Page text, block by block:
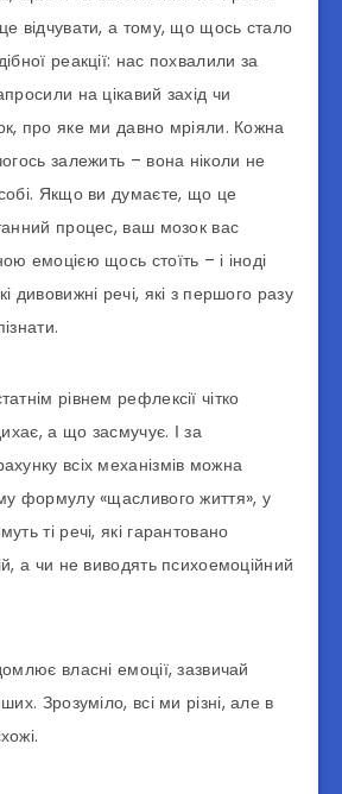
відчувати, а тому, що щось стало
реакції: нас похвалили за
на цікавий захід чи
про яке ми давно мріяли. Кожна
залежить – вона ніколи не
Якщо ви думаєте, що це
процес, ваш мозок вас
емоцією щось стоїть – і іноді
дивовижні речі, які з першого разу
рівнем рефлексії чітко
а що засмучує. І за
всіх механізмів можна
формулу «щасливого життя», у
ті речі, які гарантовано
а чи не виводять психоемоційний
власні емоції, зазвичай
Зрозуміло, всі ми різні, але в